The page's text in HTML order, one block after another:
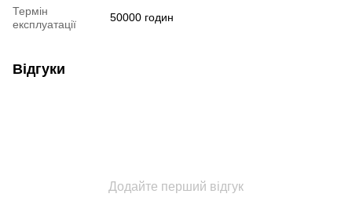
Термін
експлуатації
50000 годин
Відгуки
Додайте перший відгук